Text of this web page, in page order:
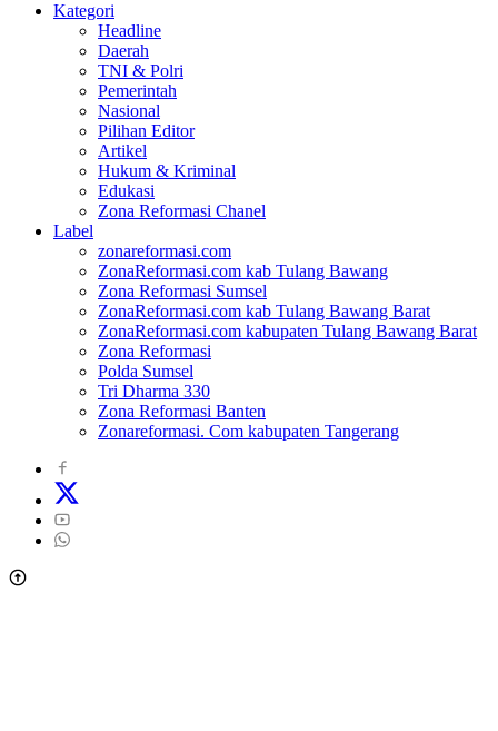
Kategori
Headline
Daerah
TNI & Polri
Pemerintah
Nasional
Pilihan Editor
Artikel
Hukum & Kriminal
Edukasi
Zona Reformasi Chanel
Label
zonareformasi.com
ZonaReformasi.com kab Tulang Bawang
Zona Reformasi Sumsel
ZonaReformasi.com kab Tulang Bawang Barat
ZonaReformasi.com kabupaten Tulang Bawang Barat
Zona Reformasi
Polda Sumsel
Tri Dharma 330
Zona Reformasi Banten
Zonareformasi. Com kabupaten Tangerang